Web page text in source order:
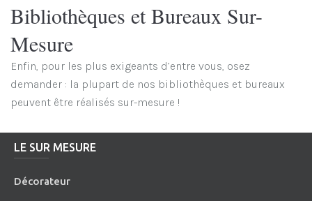
Bibliothèques et Bureaux Sur-
Mesure
Enfin, pour les plus exigeants d’entre vous, osez
demander : la plupart de nos bibliothèques et bureaux
peuvent être réalisés sur-mesure !
LE SUR MESURE
Décorateur